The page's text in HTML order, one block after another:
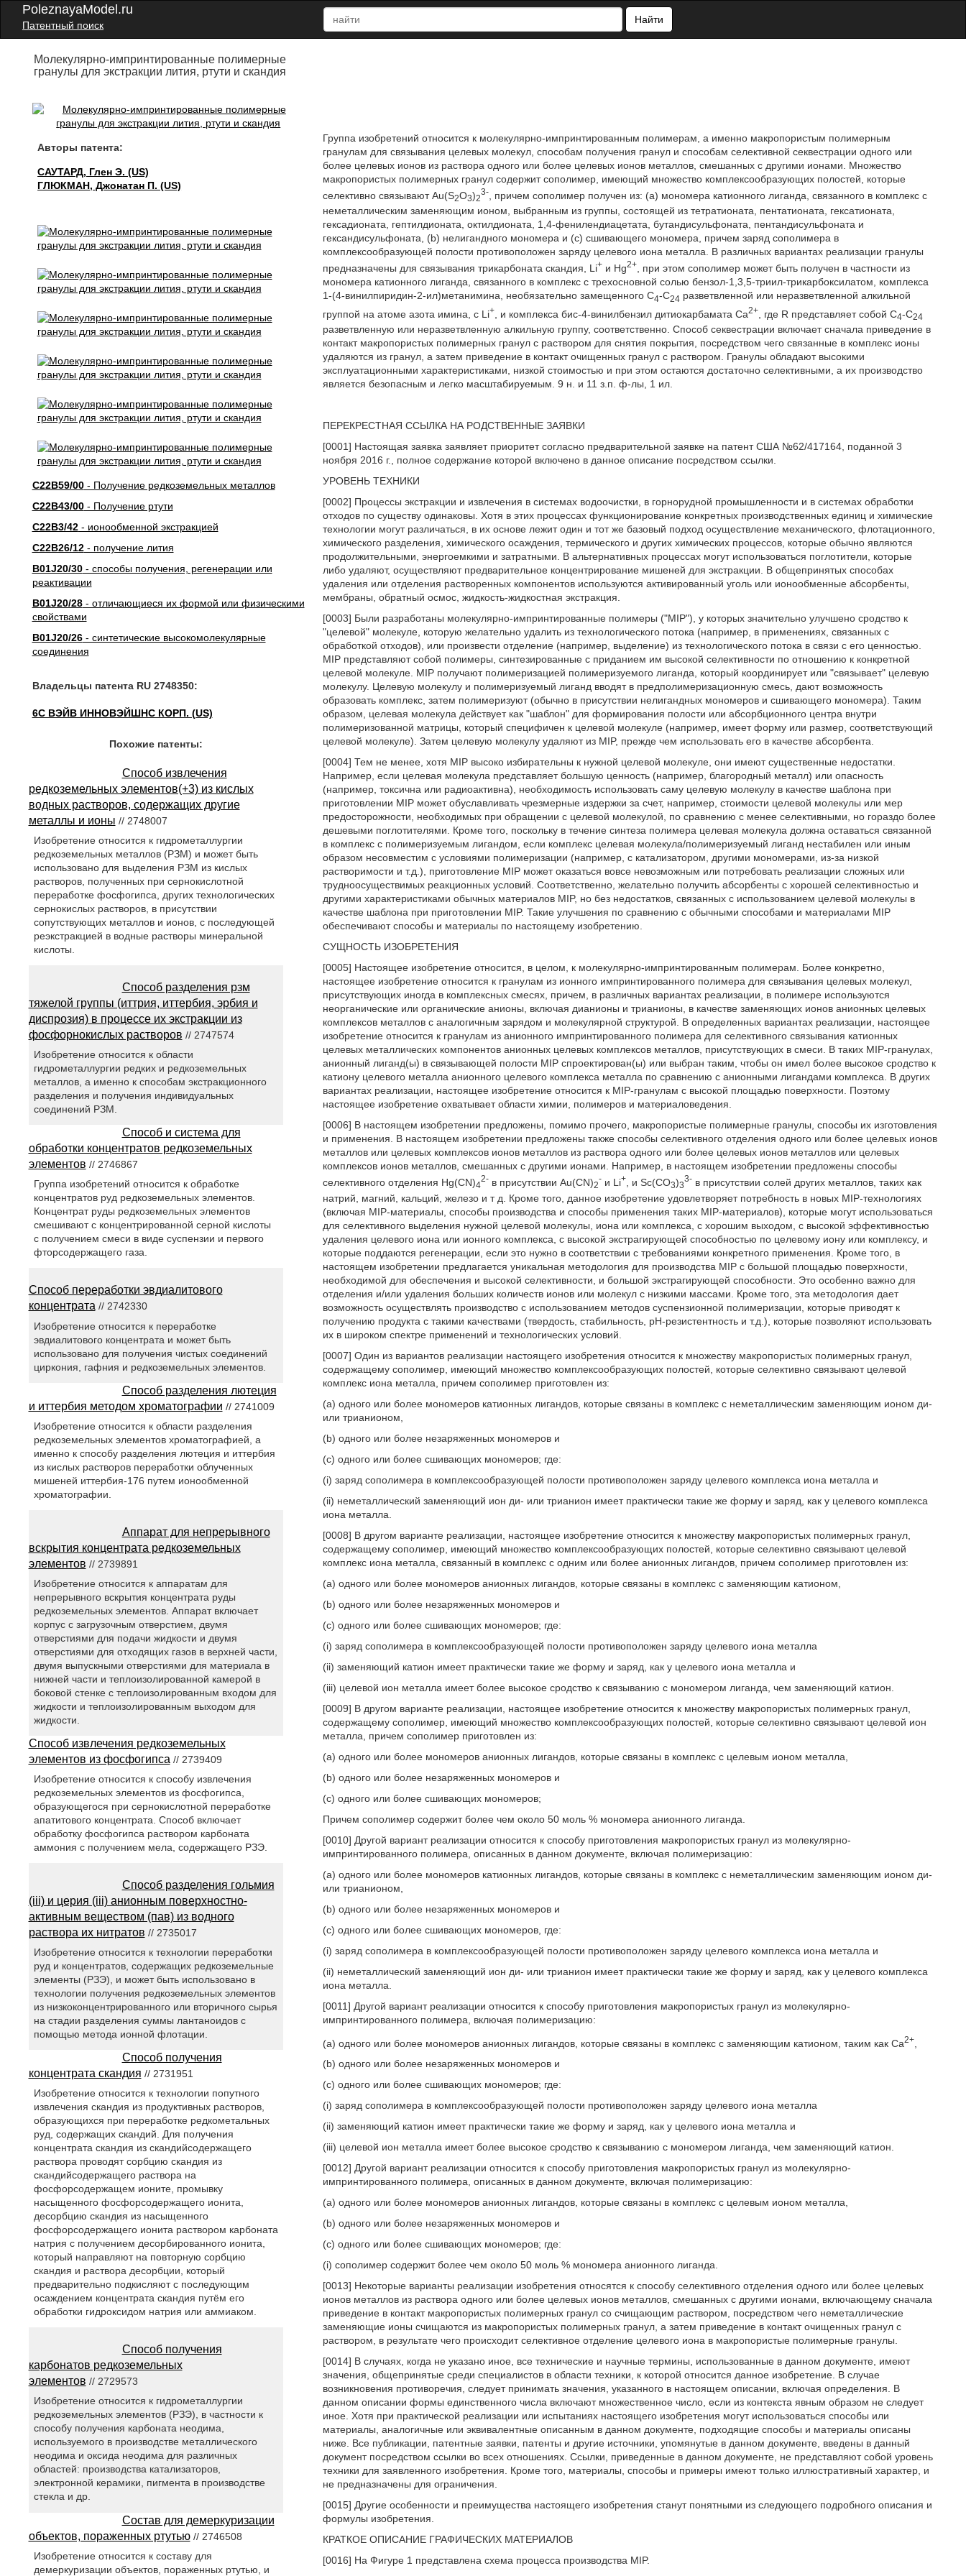
PoleznayaModel.ru
Патентный поиск
Найти
Молекулярно-импринтированные полимерные
гранулы для экстракции лития, ртути и скандия
Авторы патента:
САУТАРД, Глен Э. (US)
ГЛЮКМАН, Джонатан П. (US)
C22B59/00- Получение редкоземельных металлов
C22B43/00- Получение ртути
C22B3/42- ионообменной экстракцией
C22B26/12- получение лития
B01J20/30- способы получения, регенерации или
реактивации
B01J20/28- отличающиеся их формой или физическими
свойствами
B01J20/26- синтетические высокомолекулярные
соединения
Владельцы патента RU 2748350:
6С ВЭЙВ ИННОВЭЙШНС КОРП. (US)
Группа изобретений относится к молекулярно-импринтированным полимерам, а именно макропористым полимерным
гранулам для связывания целевых молекул, способам получения гранул и способам селективной секвестрации одного или
более целевых ионов из раствора одного или более целевых ионов металлов, смешанных с другими ионами. Множество
макропористых полимерных гранул содержит сополимер, имеющий множество комплексообразующих полостей, которые
селективно связывают Au(S2O3)2
3-
, причем сополимер получен из: (a) мономера катионного лиганда, связанного в комплекс с
неметаллическим заменяющим ионом, выбранным из группы, состоящей из тетратионата, пентатионата, гексатионата,
гексадионата, гептилдионата, октилдионата, 1,4-фенилендиацетата, бутандисульфоната, пентандисульфоната и
гександисульфоната, (b) нелигандного мономера и (c) сшивающего мономера, причем заряд сополимера в
комплексообразующей полости противоположен заряду целевого иона металла. В различных вариантах реализации гранулы
предназначены для связывания трикарбоната скандия, Li+ и Hg2+
, при этом сополимер может быть получен в частности из
мономера катионного лиганда, связанного в комплекс с трехосновной солью бензол-1,3,5-триил-трикарбоксилатом, комплекса
1-(4-винилпиридин-2-ил)метанимина, необязательно замещенного C4-C24 разветвленной или неразветвленной алкильной
группой на атоме азота имина, с Li+ , и комплекса бис-4-винилбензил дитиокарбамата Ca2+ , где R представляет собой C4-C24
разветвленную или неразветвленную алкильную группу, соответственно. Способ секвестрации включает сначала приведение в
контакт макропористых полимерных гранул с раствором для снятия покрытия, посредством чего связанные в комплекс ионы
удаляются из гранул, а затем приведение в контакт очищенных гранул с раствором. Гранулы обладают высокими
эксплуатационными характеристиками, низкой стоимостью и при этом остаются достаточно селективными, а их производство
является безопасным и легко масштабируемым. 9 н. и 11 з.п. ф-лы, 1 ил.
ПЕРЕКРЕСТНАЯ ССЫЛКА НА РОДСТВЕННЫЕ ЗАЯВКИ
[0001] Настоящая заявка заявляет приоритет согласно предварительной заявке на патент США №62/417164, поданной 3
ноября 2016 г., полное содержание которой включено в данное описание посредством ссылки.
УРОВЕНЬ ТЕХНИКИ
[0002] Процессы экстракции и извлечения в системах водоочистки, в горнорудной промышленности и в системах обработки
отходов по существу одинаковы. Хотя в этих процессах функционирование конкретных производственных единиц и химические
технологии могут различаться, в их основе лежит один и тот же базовый подход осуществление механического, флотационного,
химического разделения, химического осаждения, термического и других химических процессов, которые обычно являются
продолжительными, энергоемкими и затратными. В альтернативных процессах могут использоваться поглотители, которые
либо удаляют, осуществляют предварительное концентрирование мишеней для экстракции. В общепринятых способах
удаления или отделения растворенных компонентов используются активированный уголь или ионообменные абсорбенты,
мембраны, обратный осмос, жидкость-жидкостная экстракция.
[0003] Были разработаны молекулярно-импринтированные полимеры ("MIP"), у которых значительно улучшено сродство к
"целевой" молекуле, которую желательно удалить из технологического потока (например, в применениях, связанных с
обработкой отходов), или произвести отделение (например, выделение) из технологического потока в связи с его ценностью.
MIP представляют собой полимеры, синтезированные с приданием им высокой селективности по отношению к конкретной
целевой молекуле. MIP получают полимеризацией полимеризуемого лиганда, который координирует или "связывает" целевую
молекулу. Целевую молекулу и полимеризуемый лиганд вводят в предполимеризационную смесь, дают возможность
образовать комплекс, затем полимеризуют (обычно в присутствии нелигандных мономеров и сшивающего мономера). Таким
образом, целевая молекула действует как "шаблон" для формирования полости или абсорбционного центра внутри
полимеризованной матрицы, который специфичен к целевой молекуле (например, имеет форму или размер, соответствующий
целевой молекуле). Затем целевую молекулу удаляют из MIP, прежде чем использовать его в качестве абсорбента.
[0004] Тем не менее, хотя MIP высоко избирательны к нужной целевой молекуле, они имеют существенные недостатки.
Например, если целевая молекула представляет большую ценность (например, благородный металл) или опасность
(например, токсична или радиоактивна), необходимость использовать саму целевую молекулу в качестве шаблона при
приготовлении MIP может обуславливать чрезмерные издержки за счет, например, стоимости целевой молекулы или мер
предосторожности, необходимых при обращении с целевой молекулой, по сравнению с менее селективными, но гораздо более
дешевыми поглотителями. Кроме того, поскольку в течение синтеза полимера целевая молекула должна оставаться связанной
в комплекс с полимеризуемым лигандом, если комплекс целевая молекула/полимеризуемый лиганд нестабилен или иным
образом несовместим с условиями полимеризации (например, с катализатором, другими мономерами, из-за низкой
растворимости и т.д.), приготовление MIP может оказаться вовсе невозможным или потребовать реализации сложных или
трудноосуществимых реакционных условий. Соответственно, желательно получить абсорбенты с хорошей селективностью и
другими характеристиками обычных материалов MIP, но без недостатков, связанных с использованием целевой молекулы в
качестве шаблона при приготовлении MIP. Такие улучшения по сравнению с обычными способами и материалами MIP
обеспечивают способы и материалы по настоящему изобретению.
СУЩНОСТЬ ИЗОБРЕТЕНИЯ
[0005] Настоящее изобретение относится, в целом, к молекулярно-импринтированным полимерам. Более конкретно,
настоящее изобретение относится к гранулам из ионного импринтированного полимера для связывания целевых молекул,
присутствующих иногда в комплексных смесях, причем, в различных вариантах реализации, в полимере используются
неорганические или органические анионы, включая дианионы и трианионы, в качестве заменяющих ионов анионных целевых
комплексов металлов с аналогичным зарядом и молекулярной структурой. В определенных вариантах реализации, настоящее
изобретение относится к гранулам из анионного импринтированного полимера для селективного связывания катионных
целевых металлических компонентов анионных целевых комплексов металлов, присутствующих в смеси. В таких MIP-гранулах,
анионный лиганд(ы) в связывающей полости MIP спроектирован(ы) или выбран таким, чтобы он имел более высокое сродство к
катиону целевого металла анионного целевого комплекса металла по сравнению с анионными лигандами комплекса. В других
вариантах реализации, настоящее изобретение относится к MIP-гранулам с высокой площадью поверхности. Поэтому
настоящее изобретение охватывает области химии, полимеров и материаловедения.
[0006] В настоящем изобретении предложены, помимо прочего, макропористые полимерные гранулы, способы их изготовления
и применения. В настоящем изобретении предложены также способы селективного отделения одного или более целевых ионов
металлов или целевых комплексов ионов металлов из раствора одного или более целевых ионов металлов или целевых
комплексов ионов металлов, смешанных с другими ионами. Например, в настоящем изобретении предложены способы
селективного отделения Hg(CN)4
2- в присутствии Au(CN)2
- и Li+ , и Sc(СО3)3
3- в присутствии солей других металлов, таких как
натрий, магний, кальций, железо и т д. Кроме того, данное изобретение удовлетворяет потребность в новых MIP-технологиях
(включая MIP-материалы, способы производства и способы применения таких MIP-материалов), которые могут использоваться
для селективного выделения нужной целевой молекулы, иона или комплекса, с хорошим выходом, с высокой эффективностью
удаления целевого иона или ионного комплекса, с высокой экстрагирующей способностью по целевому иону или комплексу, и
которые поддаются регенерации, если это нужно в соответствии с требованиями конкретного применения. Кроме того, в
настоящем изобретении предлагается уникальная методология для производства MIP с большой площадью поверхности,
необходимой для обеспечения и высокой селективности, и большой экстрагирующей способности. Это особенно важно для
отделения и/или удаления больших количеств ионов или молекул с низкими массами. Кроме того, эта методология дает
возможность осуществлять производство с использованием методов суспензионной полимеризации, которые приводят к
получению продукта с такими качествами (твердость, стабильность, рН-резистентность и т.д.), которые позволяют использовать
их в широком спектре применений и технологических условий.
[0007] Один из вариантов реализации настоящего изобретения относится к множеству макропористых полимерных гранул,
содержащему сополимер, имеющий множество комплексообразующих полостей, которые селективно связывают целевой
комплекс иона металла, причем сополимер приготовлен из:
(a) одного или более мономеров катионных лигандов, которые связаны в комплекс с неметаллическим заменяющим ионом ди-
или трианионом,
(b) одного или более незаряженных мономеров и
(c) одного или более сшивающих мономеров; где:
(i) заряд сополимера в комплексообразующей полости противоположен заряду целевого комплекса иона металла и
(ii) неметаллический заменяющий ион ди- или трианион имеет практически такие же форму и заряд, как у целевого комплекса
иона металла.
[0008] В другом варианте реализации, настоящее изобретение относится к множеству макропористых полимерных гранул,
содержащему сополимер, имеющий множество комплексообразующих полостей, которые селективно связывают целевой
комплекс иона металла, связанный в комплекс с одним или более анионных лигандов, причем сополимер приготовлен из:
(a) одного или более мономеров анионных лигандов, которые связаны в комплекс с заменяющим катионом,
(b) одного или более незаряженных мономеров и
(c) одного или более сшивающих мономеров; где:
(i) заряд сополимера в комплексообразующей полости противоположен заряду целевого иона металла
(ii) заменяющий катион имеет практически такие же форму и заряд, как у целевого иона металла и
(iii) целевой ион металла имеет более высокое сродство к связыванию с мономером лиганда, чем заменяющий катион.
[0009] В другом варианте реализации, настоящее изобретение относится к множеству макропористых полимерных гранул,
содержащему сополимер, имеющий множество комплексообразующих полостей, которые селективно связывают целевой ион
металла, причем сополимер приготовлен из:
(a) одного или более мономеров анионных лигандов, которые связаны в комплекс с целевым ионом металла,
(b) одного или более незаряженных мономеров и
(c) одного или более сшивающих мономеров;
Причем сополимер содержит более чем около 50 моль % мономера анионного лиганда.
[0010] Другой вариант реализации относится к способу приготовления макропористых гранул из молекулярно-
импринтированного полимера, описанных в данном документе, включая полимеризацию:
(a) одного или более мономеров катионных лигандов, которые связаны в комплекс с неметаллическим заменяющим ионом ди-
или трианионом,
(b) одного или более незаряженных мономеров и
(c) одного или более сшивающих мономеров, где:
(i) заряд сополимера в комплексообразующей полости противоположен заряду целевого комплекса иона металла и
(ii) неметаллический заменяющий ион ди- или трианион имеет практически такие же форму и заряд, как у целевого комплекса
иона металла.
[0011] Другой вариант реализации относится к способу приготовления макропористых гранул из молекулярно-
импринтированного полимера, включая полимеризацию:
(a) одного или более мономеров анионных лигандов, которые связаны в комплекс с заменяющим катионом, таким как Са2+
(b) одного или более незаряженных мономеров и
(c) одного или более сшивающих мономеров; где:
(i) заряд сополимера в комплексообразующей полости противоположен заряду целевого иона металла
(ii) заменяющий катион имеет практически такие же форму и заряд, как у целевого иона металла и
(iii) целевой ион металла имеет более высокое сродство к связыванию с мономером лиганда, чем заменяющий катион.
[0012] Другой вариант реализации относится к способу приготовления макропористых гранул из молекулярно-
импринтированного полимера, описанных в данном документе, включая полимеризацию:
(a) одного или более мономеров анионных лигандов, которые связаны в комплекс с целевым ионом металла,
(b) одного или более незаряженных мономеров и
(c) одного или более сшивающих мономеров; где:
(i) сополимер содержит более чем около 50 моль % мономера анионного лиганда.
[0013] Некоторые варианты реализации изобретения относятся к способу селективного отделения одного или более целевых
ионов металлов из раствора одного или более целевых ионов металлов, смешанных с другими ионами, включающему сначала
приведение в контакт макропористых полимерных гранул со счищающим раствором, посредством чего неметаллические
заменяющие ионы счищаются из макропористых полимерных гранул, а затем приведение в контакт очищенных гранул с
раствором, в результате чего происходит селективное отделение целевого иона в макропористые полимерные гранулы.
[0014] В случаях, когда не указано иное, все технические и научные термины, использованные в данном документе, имеют
значения, общепринятые среди специалистов в области техники, к которой относится данное изобретение. В случае
возникновения противоречия, следует принимать значения, указанного в настоящем описании, включая определения. В
данном описании формы единственного числа включают множественное число, если из контекста явным образом не следует
иное. Хотя при практической реализации или испытаниях настоящего изобретения могут использоваться способы или
материалы, аналогичные или эквивалентные описанным в данном документе, подходящие способы и материалы описаны
ниже. Все публикации, патентные заявки, патенты и другие источники, упомянутые в данном документе, введены в данный
документ посредством ссылки во всех отношениях. Ссылки, приведенные в данном документе, не представляют собой уровень
техники для заявленного изобретения. Кроме того, материалы, способы и примеры имеют только иллюстративный характер, и
не предназначены для ограничения.
[0015] Другие особенности и преимущества настоящего изобретения станут понятными из следующего подробного описания и
формулы изобретения.
КРАТКОЕ ОПИСАНИЕ ГРАФИЧЕСКИХ МАТЕРИАЛОВ
[0016] На Фигуре 1 представлена схема процесса производства MIP.
Похожие патенты:
Способ извлечения
редкоземельных элементов(+3) из кислых
водных растворов, содержащих другие
металлы и ионы // 2748007
Изобретение относится к гидрометаллургии
редкоземельных металлов (РЗМ) и может быть
использовано для выделения РЗМ из кислых
растворов, полученных при сернокислотной
переработке фосфогипса, других технологических
сернокислых растворов, в присутствии
сопутствующих металлов и ионов, с последующей
реэкстракцией в водные растворы минеральной
кислоты.
Способ разделения рзм
тяжелой группы (иттрия, иттербия, эрбия и
диспрозия) в процессе их экстракции из
фосфорнокислых растворов // 2747574
Изобретение относится к области
гидрометаллургии редких и редкоземельных
металлов, а именно к способам экстракционного
разделения и получения индивидуальных
соединений РЗМ.
Способ и система для
обработки концентратов редкоземельных
элементов // 2746867
Группа изобретений относится к обработке
концентратов руд редкоземельных элементов.
Концентрат руды редкоземельных элементов
смешивают с концентрированной серной кислоты
с получением смеси в виде суспензии и первого
фторсодержащего газа.
Способ переработки эвдиалитового
концентрата// 2742330
Изобретение относится к переработке
эвдиалитового концентрата и может быть
использовано для получения чистых соединений
циркония, гафния и редкоземельных элементов.
Способ разделения лютеция
и иттербия методом хроматографии // 2741009
Изобретение относится к области разделения
редкоземельных элементов хроматографией, а
именно к способу разделения лютеция и иттербия
из кислых растворов переработки облученных
мишеней иттербия-176 путем ионообменной
хроматографии.
Аппарат для непрерывного
вскрытия концентрата редкоземельных
элементов // 2739891
Изобретение относится к аппаратам для
непрерывного вскрытия концентрата руды
редкоземельных элементов. Аппарат включает
корпус с загрузочным отверстием, двумя
отверстиями для подачи жидкости и двумя
отверстиями для отходящих газов в верхней части,
двумя выпускными отверстиями для материала в
нижней части и теплоизолированной камерой в
боковой стенке с теплоизолированным входом для
жидкости и теплоизолированным выходом для
жидкости.
Способ извлечения редкоземельных
элементов из фосфогипса // 2739409
Изобретение относится к способу извлечения
редкоземельных элементов из фосфогипса,
образующегося при сернокислотной переработке
апатитового концентрата. Способ включает
обработку фосфогипса раствором карбоната
аммония с получением мела, содержащего РЗЭ.
Способ разделения гольмия
(iii) и церия (iii) анионным поверхностно-
активным веществом (пав) из водного
раствора их нитратов // 2735017
Изобретение относится к технологии переработки
руд и концентратов, содержащих редкоземельные
элементы (РЗЭ), и может быть использовано в
технологии получения редкоземельных элементов
из низкоконцентрированного или вторичного сырья
на стадии разделения суммы лантаноидов с
помощью метода ионной флотации.
Способ получения
концентрата скандия // 2731951
Изобретение относится к технологии попутного
извлечения скандия из продуктивных растворов,
образующихся при переработке редкометальных
руд, содержащих скандий. Для получения
концентрата скандия из скандийсодержащего
раствора проводят сорбцию скандия из
скандийсодержащего раствора на
фосфорсодержащем ионите, промывку
насыщенного фосфорсодержащего ионита,
десорбцию скандия из насыщенного
фосфорсодержащего ионита раствором карбоната
натрия с получением десорбированного ионита,
который направляют на повторную сорбцию
скандия и раствора десорбции, который
предварительно подкисляют с последующим
осаждением концентрата скандия путём его
обработки гидроксидом натрия или аммиаком.
Способ получения
карбонатов редкоземельных
элементов // 2729573
Изобретение относится к гидрометаллургии
редкоземельных элементов (РЗЭ), в частности к
способу получения карбоната неодима,
используемого в производстве металлического
неодима и оксида неодима для различных
областей: производства катализаторов,
электронной керамики, пигмента в производстве
стекла и др.
Состав для демеркуризации
объектов, пораженных ртутью// 2746508
Изобретение относится к составу для
демеркуризации объектов, пораженных ртутью, и